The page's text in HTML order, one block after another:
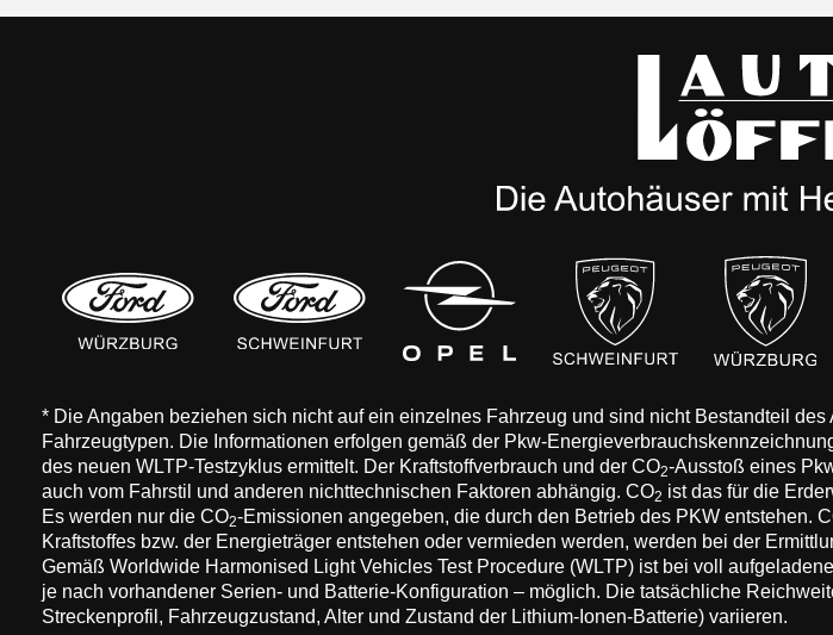
* Die Angaben beziehen sich nicht auf ein einzelnes Fahrzeug und sind nicht Bestandteil
Fahrzeugtypen. Die Informationen erfolgen gemäß der Pkw-
des neuen WLTP-Testzyklus ermittelt. Der Kraftstoffverbrauch und der CO2-Ausstoß eines
auch vom Fahrstil und anderen nichttechnischen Faktoren abhängig. CO2 ist das für die
Es werden nur die CO2-Emissionen angegeben, die durch den Betrieb des PKW entstehen.
Kraftstoffes bzw. der Energieträger entstehen oder vermieden werden, werden bei der
Gemäß Worldwide Harmonised Light Vehicles Test Procedure (WLTP) ist bei voll
je nach vorhandener Serien- und Batterie-Konfiguration – möglich. Die tatsächliche
Streckenprofil, Fahrzeugzustand, Alter und Zustand der Lithium-Ionen-Batterie) variieren.